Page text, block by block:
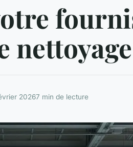
20267 min de lecture